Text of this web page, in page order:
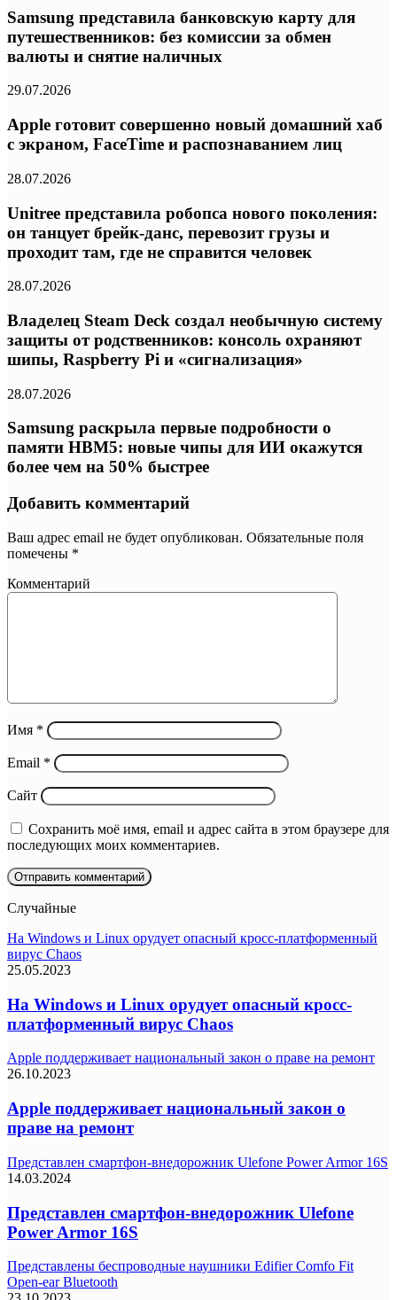
Samsung представила банковскую карту для
путешественников: без комиссии за обмен
валюты и снятие наличных
29.07.2026
Apple готовит совершенно новый домашний хаб
с экраном, FaceTime и распознаванием лиц
28.07.2026
Unitree представила робопса нового поколения:
он танцует брейк-данс, перевозит грузы и
проходит там, где не справится человек
28.07.2026
Владелец Steam Deck создал необычную систему
защиты от родственников: консоль охраняют
шипы, Raspberry Pi и «сигнализация»
28.07.2026
Samsung раскрыла первые подробности о
памяти HBM5: новые чипы для ИИ окажутся
более чем на 50% быстрее
Добавить комментарий
Ваш адрес email не будет опубликован. Обязательные поля
помечены *
Комментарий
Имя *
Email *
Сайт
Сохранить моё имя, email и адрес сайта в этом браузере для
последующих моих комментариев.
Случайные
На Windows и Linux орудует опасный кросс-платформенный
вирус Chaos
25.05.2023
На Windows и Linux орудует опасный кросс-
платформенный вирус Chaos
Apple поддерживает национальный закон о праве на ремонт
26.10.2023
Apple поддерживает национальный закон о
праве на ремонт
Представлен смартфон-внедорожник Ulefone Power Armor 16S
14.03.2024
Представлен смартфон-внедорожник Ulefone
Power Armor 16S
Представлены беспроводные наушники Edifier Comfo Fit
Open-ear Bluetooth